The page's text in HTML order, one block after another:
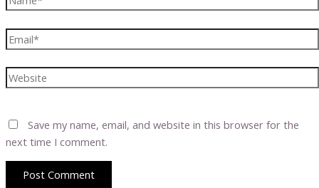
Email*
Website
Save my name, email, and website in this browser for the
next time I comment.